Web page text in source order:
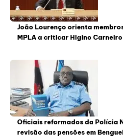
João Lourenço orienta
MPLA a criticar Higino Carneiro
Oficiais reformados da Polícia
revisão das pensões em